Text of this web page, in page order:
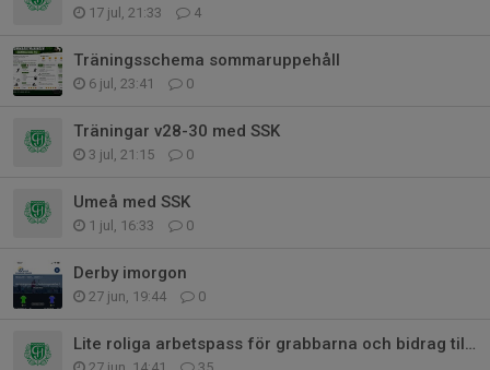
17 jul, 21:33 4
Träningsschema sommaruppehåll
6 jul, 23:41 0
Träningar v28-30 med SSK
3 jul, 21:15 0
Umeå med SSK
1 jul, 16:33 0
Derby imorgon
27 jun, 19:44 0
Lite roliga arbetspass för grabbarna och bidrag till lagkassan!
27 jun, 14:41 35